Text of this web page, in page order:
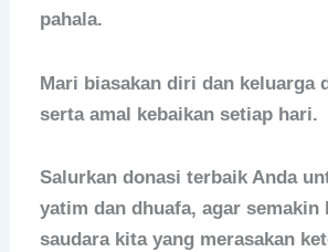
pahala.
Mari biasakan diri dan keluarga
serta amal kebaikan setiap hari.
Salurkan donasi terbaik Anda
yatim dan dhuafa, agar semakin
saudara kita yang merasakan